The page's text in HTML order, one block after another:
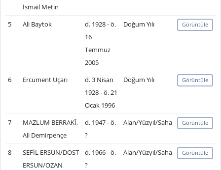
İsmail Metin
5 Ali Baytok
d. 1928 - ö.
16
Temmuz
2005
Doğum Yılı Görüntüle
6 Ercüment Uçarı
d. 3 Nisan
1928 - ö. 21
Ocak 1996
Doğum Yılı Görüntüle
7
MAZLUM BERRAKÎ,
Ali Demirpençe
d. 1947 - ö.
?
Alan/Yüzyıl/Saha Görüntüle
8
SEFİL ERSUN/DOST
ERSUN/OZAN
d. 1966 - ö.
?
Alan/Yüzyıl/Saha Görüntüle